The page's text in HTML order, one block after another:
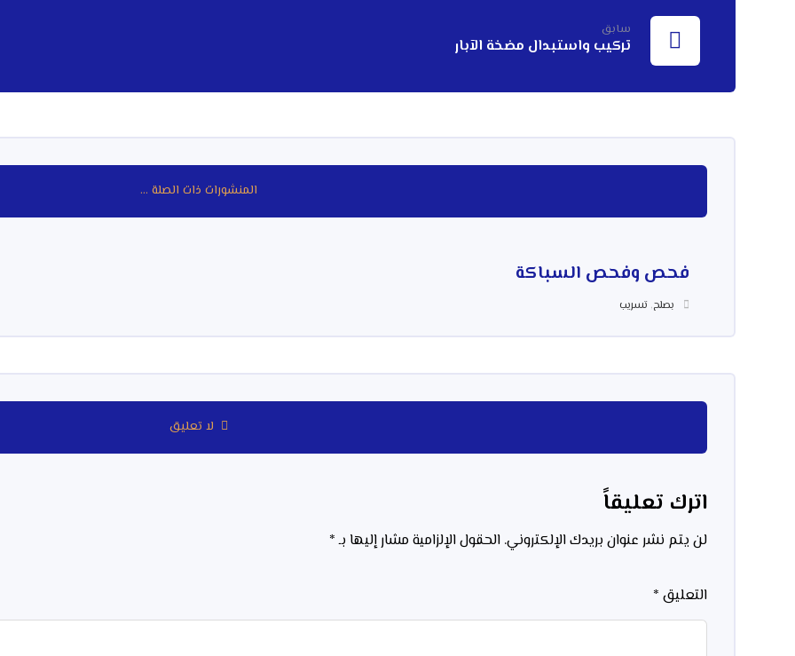
سابق
تركيب واستبدال مضخة الآبار
المنشورات ذات الصلة ...
فحص وفحص السباكة
بصلح,تسريب
لا تعليق
اترك تعليقاً
لن يتم نشر عنوان بريدك الإلكتروني. الحقول الإلزامية مشار إليها بـ*
التعليق *